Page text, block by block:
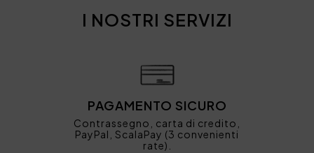
I NOSTRI SERVIZI
PAGAMENTO SICURO
Contrassegno, carta di credito,
PayPal, ScalaPay (3 convenienti
rate).